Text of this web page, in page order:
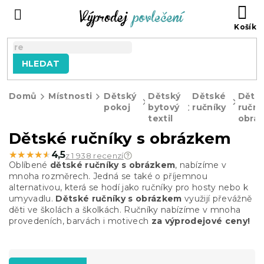
HLEDAT
Domů Místnosti
Dětský
pokoj
Dětský
bytový
textil
Dětské
ručníky
Dětské ručníky s obrázkem
★★★★★
★★★★★ 4,5z 1 938 recenzí
Oblíbené dětské ručníky s obrázkem, nabízíme v
mnoha rozměrech. Jedná se také o příjemnou
alternativou, která se hodí jako ručníky pro hosty nebo k
umyvadlu. Dětské ručníky s obrázkem využijí převážně
děti ve školách a školkách. Ručníky nabízíme v mnoha
provedeních, barvách i motivech za výprodejové ceny!
Ř